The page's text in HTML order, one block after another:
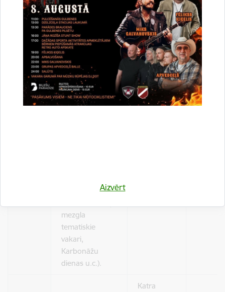
Aizvērt
Tematisku aktīvā
tūrisma
pasākumu
organizēšana
pa Gulbeni un
Gulbenes
novadu.
Visu gadu TE, TO
Tematisku
mezgla
tematiskie
vakari,
Karbonāžu
dienas u.c.).
Katra